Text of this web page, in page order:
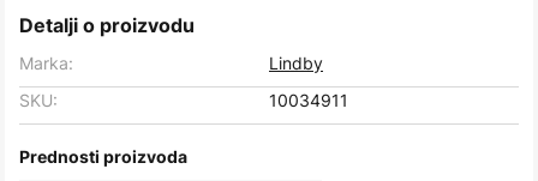
Detalji o proizvodu
Marka:
Lindby
SKU:
10034911
Prednosti proizvoda